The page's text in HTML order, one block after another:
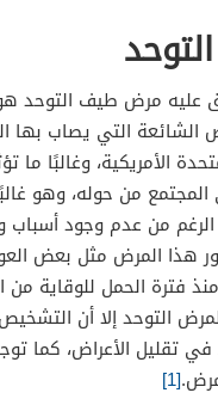
عليه مرض طيف
الشائعة التي يصاب بها
الأمريكية، وغالبًا
من حوله، وهو
الرغم من عدم وجود
هذا المرض مثل بعض
فترة الحمل للوقاية
التوحد إلا أن التشخيص
تقليل الأعراض، كما
[1]